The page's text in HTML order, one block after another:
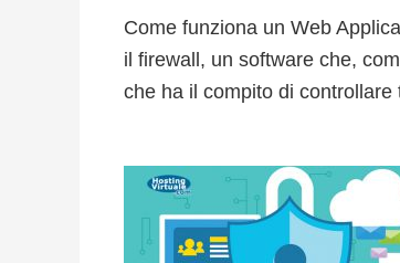
Come funziona un Web
il firewall, un software che,
che ha il compito di